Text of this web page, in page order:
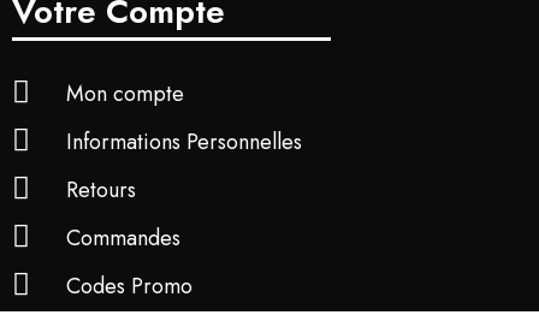
Votre Compte
Mon compte
Informations Personnelles
Retours
Commandes
Codes Promo